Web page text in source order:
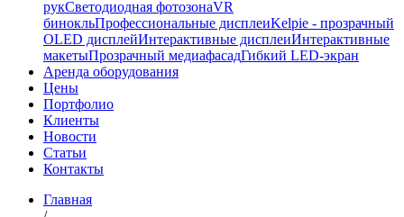
рукСветодиодная фотозонаVR
бинокльПрофессиональные дисплеиKelpie - прозрачный
OLED дисплейИнтерактивные дисплеиИнтерактивные
макетыПрозрачный медиафасадГибкий LED-экран
Аренда оборудования
Цены
Портфолио
Клиенты
Новости
Статьи
Контакты
Главная